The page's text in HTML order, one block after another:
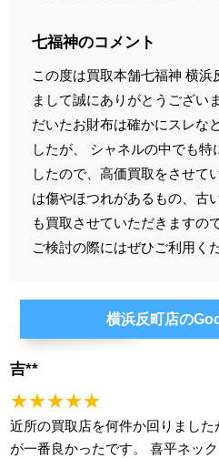
七福神のコメント
この度は買取本舗七福神 横浜
まして誠にありがとうござい
だいたお財布は確かにスレな
したが、 シャネルの中でも
したので、高価買取をさせて
は傷やほつれがあるもの、古
も買取させていただきますの
ご検討の際にはぜひご利用く
横浜反町店の
吉**
★★★★★
近所の買取店を何件か回りまし
が一番良かったです。 喜平ネッ